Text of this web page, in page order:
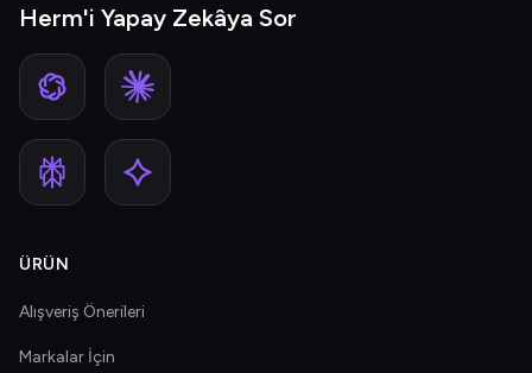
Herm'i Yapay Zekâya Sor
ÜRÜN
Alışveriş Önerileri
Markalar İçin